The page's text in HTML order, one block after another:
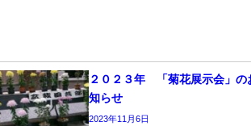
２０２３年 「菊花展示会」の
知らせ
2023年11月6日